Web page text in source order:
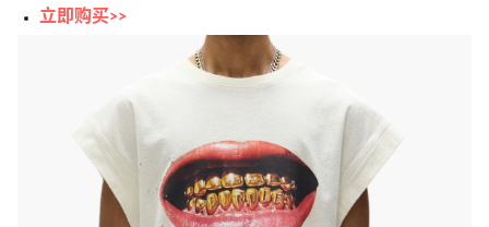
立即购买>>